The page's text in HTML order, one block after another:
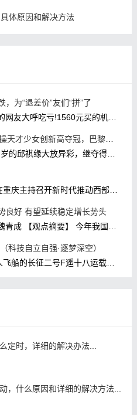
体原因和解决方法
为“退差价”友们“拼”了
最近，不少提前买了五一机票的网友大呼吃亏!1560元买的机票现在卖580元，关键是我3个人，意味着白送了3K;买的时候1800元，现在800元?我还两
少女创新高夺冠，巴黎奥运冲金有
2024年全国体操锦标赛上，16岁的邱祺缘大放异彩，继夺得全能金牌之后，又在高低杠比赛中放大招，使用了目前高低杠比赛的最高难度7.2，
4月23日下午，习近平总书记在重庆主持召开新时代推动西部大开发座谈会，强调进一步形成大保护、大开放、高质量发展新格局，提升区域
良好 有望延续稳定增长势头
科技自立自强·逐梦深空）
4月25日，搭载神舟十八号载人飞船的长征二号F遥十八运载火箭点火发射。 新华社记者 连 振摄 1月29日，神舟十八号航天员乘组在核心舱模拟
定时，详细的解决办法...
，什么原因和详细的解决方法...